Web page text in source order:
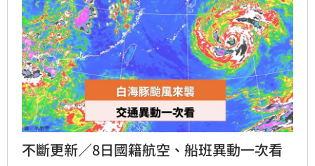
不斷更新／8日國籍航空、船班異動一次看